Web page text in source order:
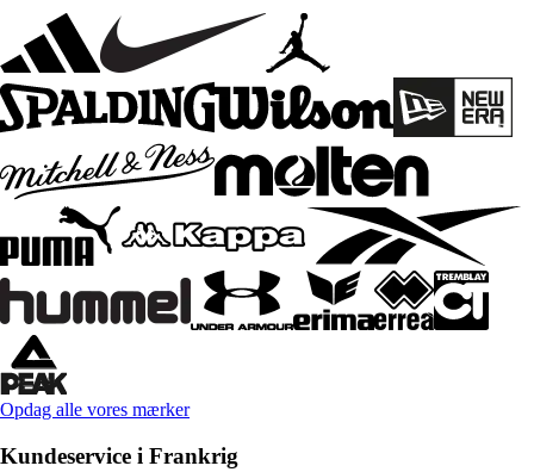
Opdag alle vores mærker
Kundeservice i Frankrig